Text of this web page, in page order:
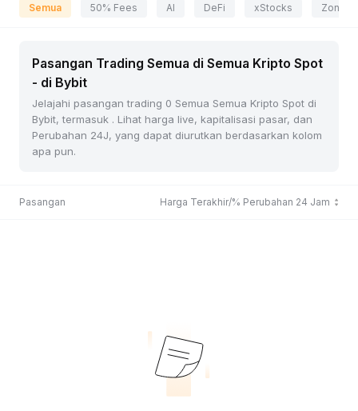
Semua 50% Fees AI DeFi xStocks Zona
Pasangan Trading Semua di Semua Kripto Spot
- di Bybit
Jelajahi pasangan trading 0 Semua Semua Kripto Spot di
Bybit, termasuk . Lihat harga live, kapitalisasi pasar, dan
Perubahan 24J, yang dapat diurutkan berdasarkan kolom
apa pun.
Pasangan Harga Terakhir/% Perubahan 24 Jam